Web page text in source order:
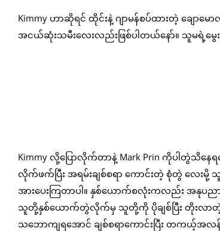
Kimmy ဟာဆိုရင် ထိုင်းနဲ့ ဂျာမန်စပ်ထားတဲ့ ချေ
အငယ်ဆုံးသမီးလေးလည်းဖြစ်ပါတယ်နော်။ သူမရဲ့မွေး
Kimmy လို့ပြောလိုက်တာနဲ့ Mark Prin ကိုပါတွဲသိ
လိုက်ဖက်ပြီး အရမ်းချစ်စရာ ကောင်းတဲ့ စုံတွဲ လေ
အားပေးကြတာပါ။ နှစ်ယောက်စလုံးကလည်း အနုပ
သူတို့နှစ်ယောက်တွဲလိုက်မှ သူတို့ကို ပိုချစ်ပြီး တိုးလာတဲ့
သဘောကျရအောင် ချစ်စရာကောင်းပြီး တကယ့်အလန်